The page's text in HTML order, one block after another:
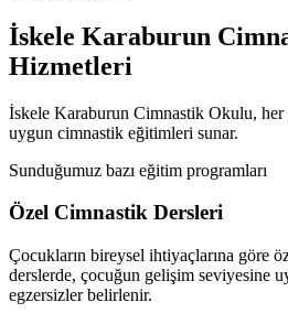
İskele Karaburun
Hizmetleri
İskele Karaburun Cimnastik Okulu, her
uygun cimnastik eğitimleri sunar.
Sunduğumuz bazı eğitim programları
Özel Cimnastik Dersleri
Çocukların bireysel ihtiyaçlarına göre
derslerde, çocuğun gelişim seviyesine
egzersizler belirlenir.